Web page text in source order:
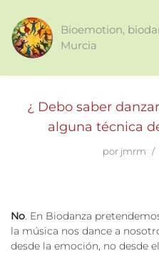
Saltar
al
Bioemotion,
Murcia
¿ Debo saber
alguna técnica
por jmrm
No . En Biodanza
la música nos dance a
desde la emoción, no desde